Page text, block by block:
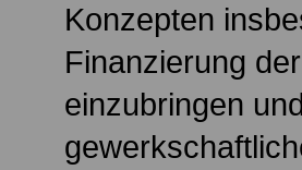
Konzepten
Finanzierung
einzubringen